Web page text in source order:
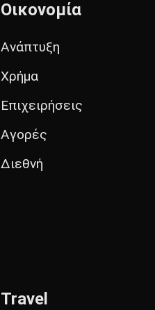
Οικονομία
Ανάπτυξη
Χρήμα
Επιχειρήσεις
Αγορές
Διεθνή
Travel